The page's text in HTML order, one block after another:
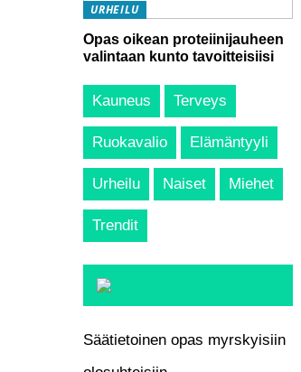
URHEILU
Opas oikean proteiinijauheen
valintaan kunto tavoitteisiisi
Kauneus Terveys
Ruokavalio Elämäntyyli
Urheilu Naiset Miehet
Trendit
Säätietoinen opas myrskyisiin